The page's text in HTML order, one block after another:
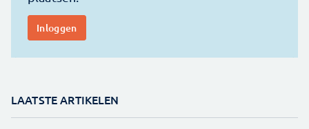
LAATSTE ARTIKELEN